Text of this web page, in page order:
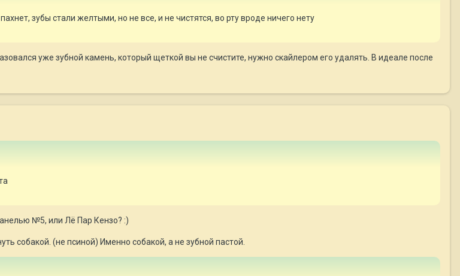
зубы стали желтыми, но не все, и не чистятся, во рту вроде ничего нету
уже зубной камень, который щеткой вы не счистите, нужно скайлером его удалять. В идеале после
№5, или Лё Пар Кензо? :)
собакой. (не псиной) Именно собакой, а не зубной пастой.